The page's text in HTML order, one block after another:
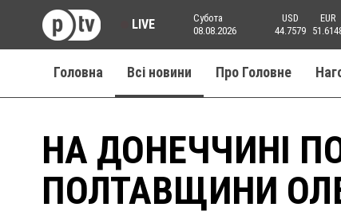
LIVE
Субота
08.08.2026
USD
44.7579
EUR
Головна Всі новини Про Головне
НА ДОНЕЧЧИНІ
ПОЛТАВЩИНИ